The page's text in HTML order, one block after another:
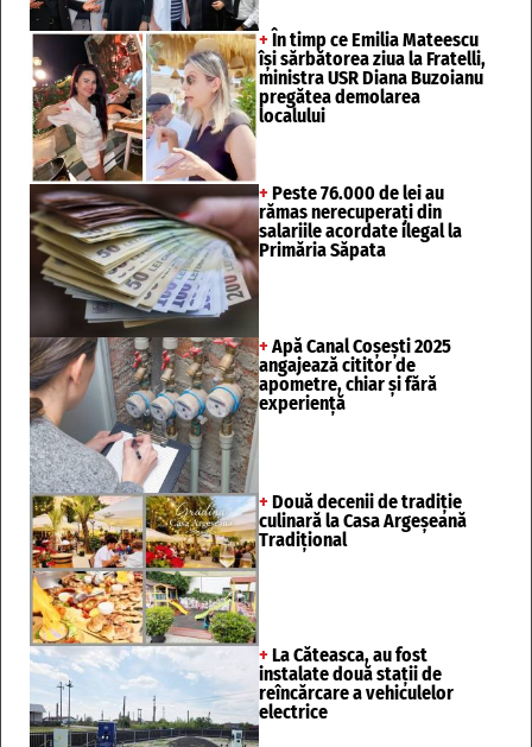
+ În timp ce Emilia Mateescu
își sărbătorea ziua la Fratelli,
ministra USR Diana Buzoianu
pregătea demolarea
localului
+ Peste 76.000 de lei au
rămas nerecuperați din
salariile acordate ilegal la
Primăria Săpata
+ Apă Canal Coșești 2025
angajează cititor de
apometre, chiar și fără
experiență
+ Două decenii de tradiție
culinară la Casa Argeșeană
Tradițional
+ La Căteasca, au fost
instalate două stații de
reîncărcare a vehiculelor
electrice